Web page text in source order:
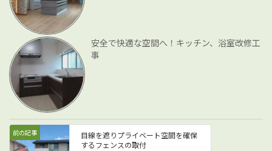
安全で快適な空間へ！キッチン、浴室改修工
事
前の記事
目線を遮りプライベート空間を確保
するフェンスの取付